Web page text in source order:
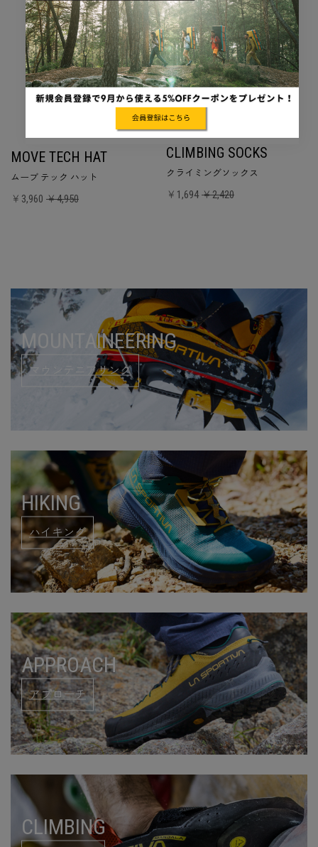
MOVE TECH HAT
ムーブ テック ハット
￥3,960 ￥4,950
CLIMBING SOCKS
クライミングソックス
￥1,694 ￥2,420
MOUNTAINEERING
マウンテニアリング
HIKING
ハイキング
APPROACH
アプローチ
CLIMBING